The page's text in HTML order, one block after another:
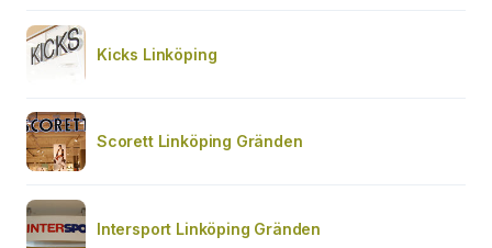
Kicks Linköping
Scorett Linköping Gränden
Intersport Linköping Gränden